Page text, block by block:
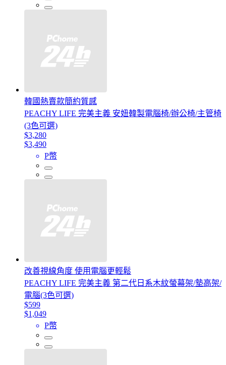
韓國熱賣款簡約質感
PEACHY LIFE 完美主義 安妞韓製電腦椅/辦公椅/主管椅
(3色可選)
$3,280
$3,490
P幣
改善視線角度 使用電腦更輕鬆
PEACHY LIFE 完美主義 第二代日系木紋螢幕架/墊高架/
電腦(3色可選)
$599
$1,049
P幣